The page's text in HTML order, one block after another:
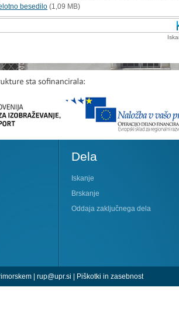
besedilo (1,09 MB)
Dela
Iskanje
Brskanje
Oddaja zaključnega dela
| rup@upr.si | Piškotki in zasebnost